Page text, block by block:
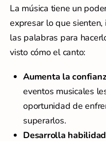
La música tiene un
expresar lo que
las palabras para
visto cómo el canto:
Aumenta la
eventos musicales
oportunidad de
superarlos.
Desarrolla